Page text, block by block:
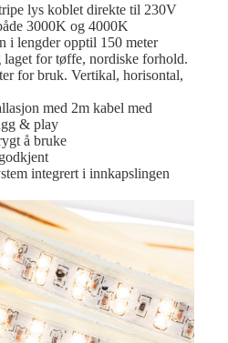
lys koblet direkte til 230V
3000K og 4000K
i lengder opptil 150 meter
for tøffe, nordiske forhold.
for bruk. Vertikal, horisontal,
med 2m kabel med
& play
å bruke
integrert i innkapslingen